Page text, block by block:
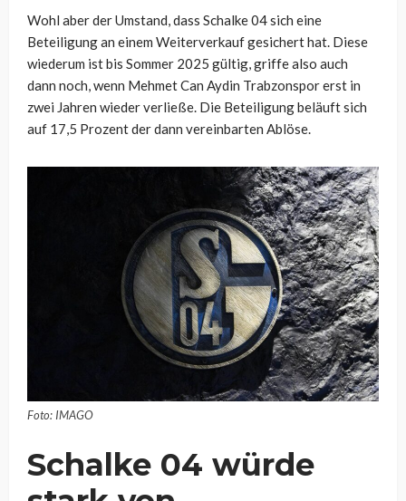
Wohl aber der Umstand, dass Schalke 04 sich eine
Beteiligung an einem Weiterverkauf gesichert hat. Diese
wiederum ist bis Sommer 2025 gültig, griffe also auch
dann noch, wenn Mehmet Can Aydin Trabzonspor erst in
zwei Jahren wieder verließe. Die Beteiligung beläuft sich
auf 17,5 Prozent der dann vereinbarten Ablöse.
Foto: IMAGO
Schalke 04 würde